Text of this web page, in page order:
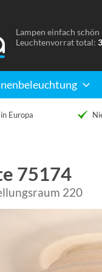
Naar
de
Lampen einfach schön
Leuchtenvorrat total:
Europa
75174
220